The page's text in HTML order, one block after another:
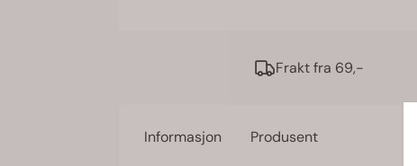
Frakt fra 69,-
Informasjon Produsent